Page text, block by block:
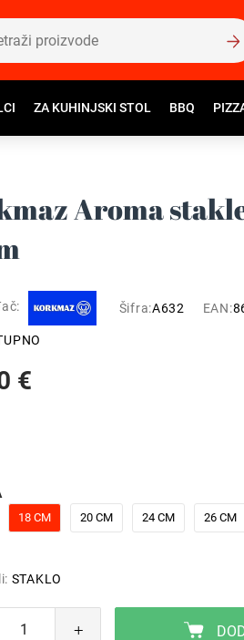
ZA KUHINJSKI STOL BBQ
Aroma
Šifra:A632 EAN:
€
18 CM 20 CM 24 CM 26 CM
STAKLO